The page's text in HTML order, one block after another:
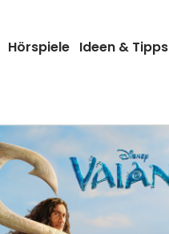
Hörspiele Ideen & Tipps